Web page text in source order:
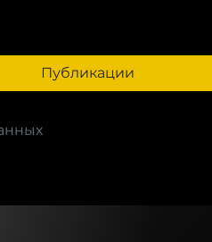
Публикации